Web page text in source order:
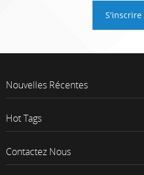
Nouvelles Récentes
Hot Tags
Contactez Nous